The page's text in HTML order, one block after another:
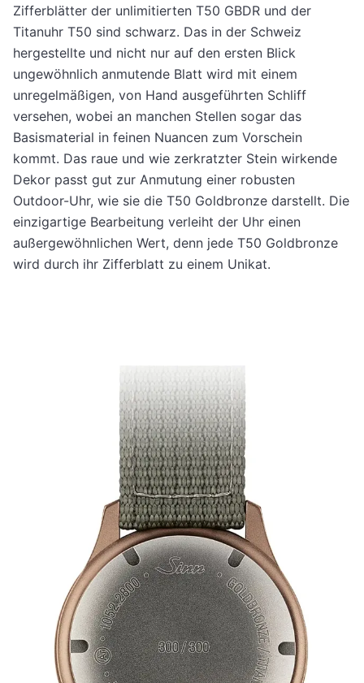
Zifferblätter der unlimitierten T50 GBDR und der
Titanuhr T50 sind schwarz. Das in der Schweiz
hergestellte und nicht nur auf den ersten Blick
ungewöhnlich anmutende Blatt wird mit einem
unregelmäßigen, von Hand ausgeführten Schliff
versehen, wobei an manchen Stellen sogar das
Basismaterial in feinen Nuancen zum Vorschein
kommt. Das raue und wie zerkratzter Stein wirkende
Dekor passt gut zur Anmutung einer robusten
Outdoor-Uhr, wie sie die T50 Goldbronze darstellt. Die
einzigartige Bearbeitung verleiht der Uhr einen
außergewöhnlichen Wert, denn jede T50 Goldbronze
wird durch ihr Zifferblatt zu einem Unikat.